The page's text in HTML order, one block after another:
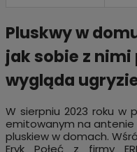
Pluskwy w
jak sobie z
wygląda
W sierpniu 2023 roku w
emitowanym na antenie
pluskiew w domach.
Eryk Połeć z firmy